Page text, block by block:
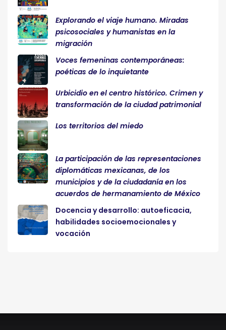
Explorando el viaje humano. Miradas
psicosociales y humanistas en la
migración
Voces femeninas contemporáneas:
poéticas de lo inquietante
Urbicidio en el centro histórico. Crimen y
transformación de la ciudad patrimonial
Los territorios del miedo
La participación de las representaciones
diplomáticas mexicanas, de los
municipios y de la ciudadanía en los
acuerdos de hermanamiento de México
Docencia y desarrollo: autoeficacia,
habilidades socioemocionales y
vocación